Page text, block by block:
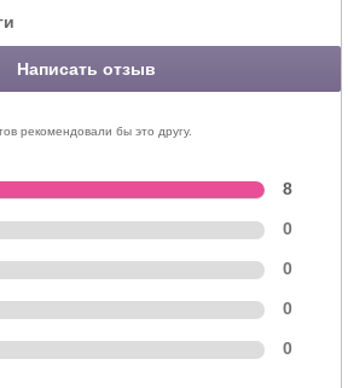
Написать отзыв
рекомендовали бы это другу.
8
0
0
0
0